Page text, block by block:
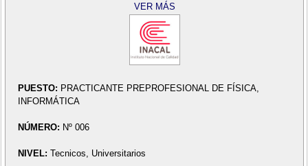
VER MÁS
PUESTO: PRACTICANTE PREPROFESIONAL DE FÍSICA,
INFORMÁTICA
NÚMERO: Nº 006
NIVEL: Tecnicos, Universitarios